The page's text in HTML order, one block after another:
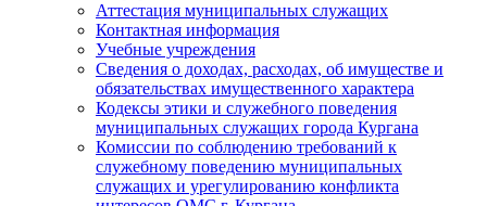
Аттестация муниципальных служащих
Контактная информация
Учебные учреждения
Сведения о доходах, расходах, об имуществе и
обязательствах имущественного характера
Кодексы этики и служебного поведения
муниципальных служащих города Кургана
Комиссии по соблюдению требований к
служебному поведению муниципальных
служащих и урегулированию конфликта